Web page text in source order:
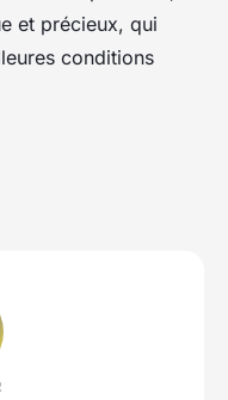
et précieux, qui
conditions